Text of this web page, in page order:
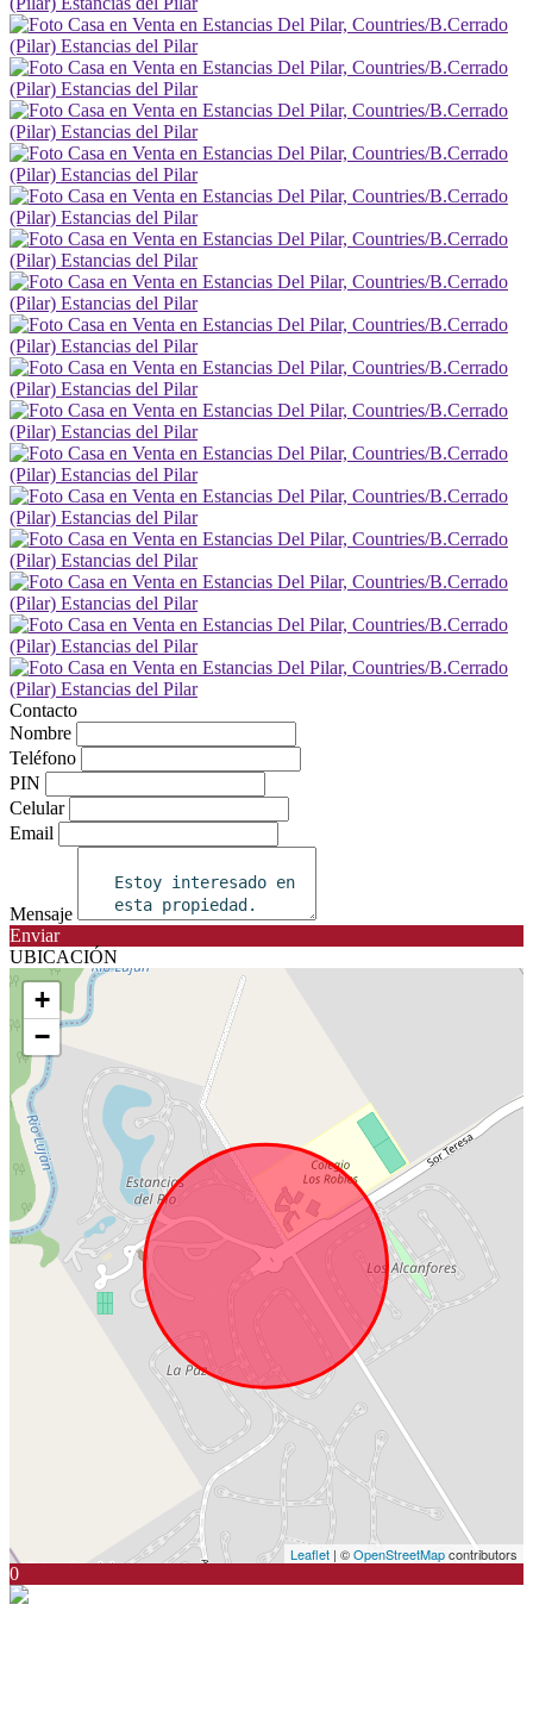
Contacto
Nombre
Teléfono
PIN
Celular
Email
Mensaje
Enviar
UBICACIÓN
+
−
Leaflet | ©OpenStreetMapcontributors
0